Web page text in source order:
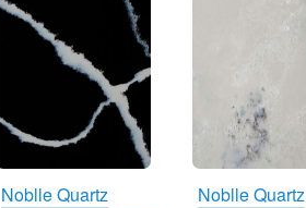
Noblle Quartz
Noblle Quartz